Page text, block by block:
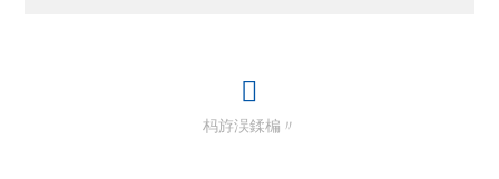
杩斿洖鍒楄〃